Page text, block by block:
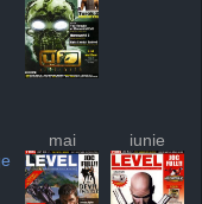
mai iunie